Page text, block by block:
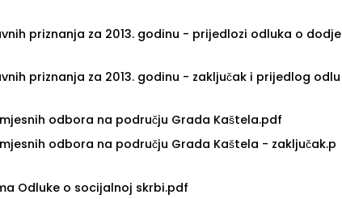
priznanja za 2013. godinu - prijedlozi odluka o dodje
priznanja za 2013. godinu - zaključak i prijedlog odlu
odbora na području Grada Kaštela.pdf
odbora na području Grada Kaštela - zaključak.p
Odluke o socijalnoj skrbi.pdf